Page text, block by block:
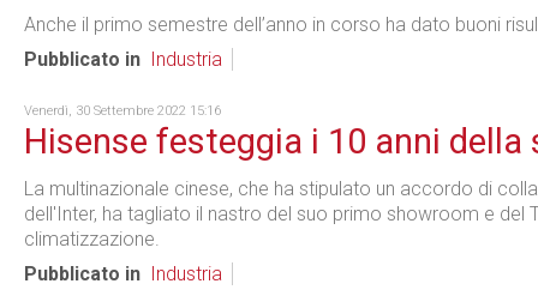
Anche il primo semestre dell’anno in corso ha dato buoni
Pubblicato in
Industria
Venerdì, 30 Settembre 2022 15:16
Hisense festeggia i 10 anni della
La multinazionale cinese, che ha stipulato un accordo di
dell'Inter, ha tagliato il nastro del suo primo showroom e del
climatizzazione.
Pubblicato in
Industria